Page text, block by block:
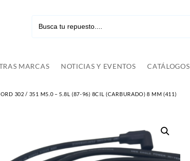
MARCAS NOTICIAS Y EVENTOS CATÁLOGOS
302 / 351 M5.0 – 5.8L (87-96) 8CIL (CARBURADO) 8 MM (411)